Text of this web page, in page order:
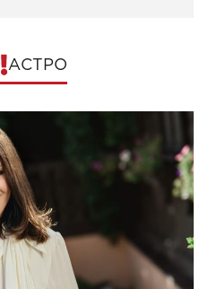
АСТРО